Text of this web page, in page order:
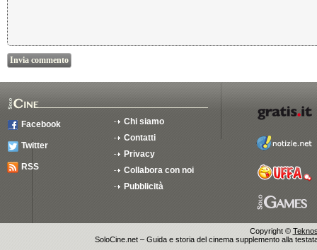
Facebook
Twitter
RSS
Chi siamo
Contatti
Privacy
Collabora con noi
Pubblicità
Copyright ©
SoloCine.net – Guida e storia del cinema supplemento alla